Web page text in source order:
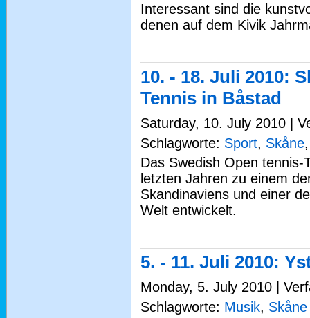
Interessant sind die
denen auf dem Kivik
10. - 18. Juli 2010:
Tennis in Båstad
Saturday, 10. July 2010 |
Schlagworte: Sport, Skåne
Das Swedish Open
letzten Jahren zu einem
Skandinaviens und einer
Welt entwickelt.
5. - 11. Juli 2010:
Monday, 5. July 2010 |
Schlagworte: Musik, Skåne